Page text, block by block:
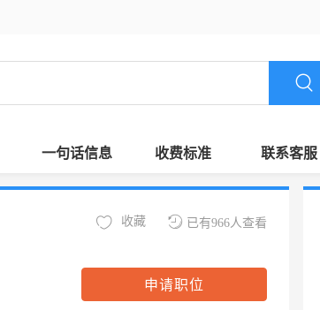
一句话信息 收费标准 联系客服
已有966人查看
收藏
申请职位